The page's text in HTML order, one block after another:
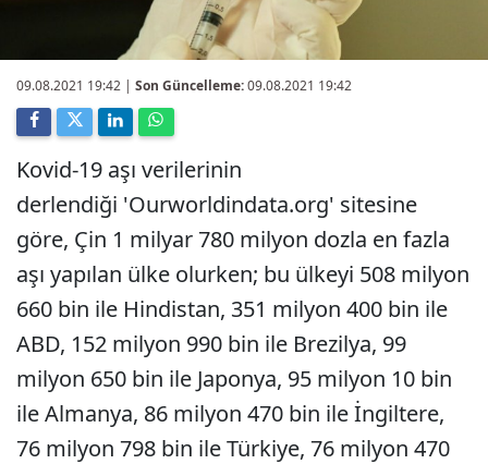
09.08.2021 19:42 | Son Güncelleme:09.08.2021 19:42
Kovid-19 aşı verilerinin
derlendiği 'Ourworldindata.org' sitesine
göre, Çin 1 milyar 780 milyon dozla en fazla
aşı yapılan ülke olurken; bu ülkeyi 508 milyon
660 bin ile Hindistan, 351 milyon 400 bin ile
ABD, 152 milyon 990 bin ile Brezilya, 99
milyon 650 bin ile Japonya, 95 milyon 10 bin
ile Almanya, 86 milyon 470 bin ile İngiltere,
76 milyon 798 bin ile Türkiye, 76 milyon 470